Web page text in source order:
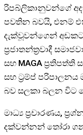
රිපබ්ලිකානුවන්ගේ
පවතින බවයි, එනම්
දැක්වූවන්ගෙන්
ප්‍රජාතන්ත්‍රවාදී
සහ MAGA ප්‍රතිපත්ති
සහ ට්‍රම්ප්
බව සලකා බලන විට
මාධ්‍ය ප්‍රචාරණය,
දක්වන්නන් තෝරා